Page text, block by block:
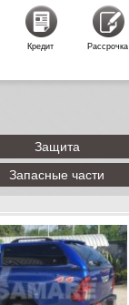
Кредит Рассрочка
Защита
Запасные части